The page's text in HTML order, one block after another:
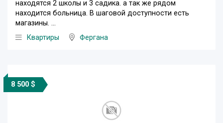
находятся 2 школы и 3 садика. а так же рядом
находится больница. В шаговой доступности есть
магазины. ...
Квартиры
Фергана
8 500 $